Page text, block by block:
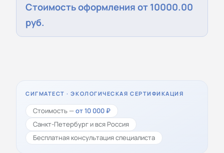
Стоимость оформления от 10000.00
руб.
СИГМАТЕСТ · ЭКОЛОГИЧЕСКАЯ СЕРТИФИКАЦИЯ
Стоимость —от 10 000 ₽
Санкт-Петербург и вся Россия
Бесплатная консультация специалиста